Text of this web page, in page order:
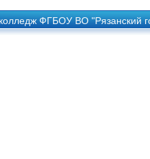
ФГБОУ ВО "Рязанский